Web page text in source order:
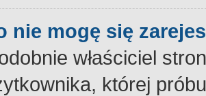
nie mogę się
właściciel
której